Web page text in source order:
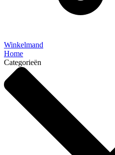
Winkelmand
Home
Categorieën